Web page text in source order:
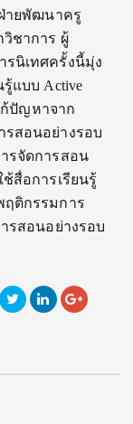
ายพัฒนาครู
ชาการ ผู้
เทศครั้งนี้มุ่ง
แบบ Active
ก้ปัญหาจาก
สอนอย่างรอบ
รจัดการสอน
สื่อการเรียนรู้
ติกรรมการ
รสอนอย่างรอบ